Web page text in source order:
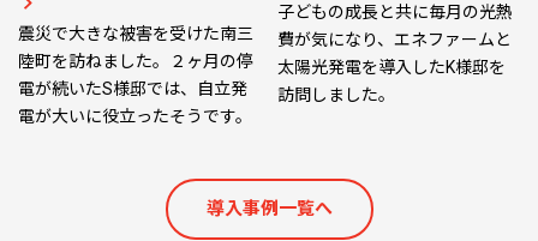
震災で大きな被害を受けた南三
陸町を訪ねました。２ヶ月の停
電が続いたS様邸では、自立発
電が大いに役立ったそうです。
子どもの成長と共に毎月の光熱
費が気になり、エネファームと
太陽光発電を導入したK様邸を
訪問しました。
導入事例一覧へ